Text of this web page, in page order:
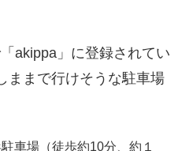
akippa」に登録されてい
ままで行けそうな駐車場
車場（徒歩約10分、約１